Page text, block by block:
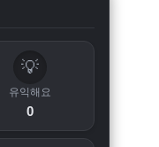
💡
유익해요
0